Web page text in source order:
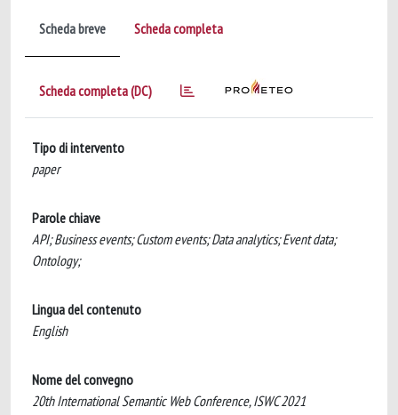
Scheda breve Scheda completa
Scheda completa (DC)
Tipo di intervento
paper
Parole chiave
API; Business events; Custom events; Data analytics; Event data;
Ontology;
Lingua del contenuto
English
Nome del convegno
20th International Semantic Web Conference, ISWC 2021